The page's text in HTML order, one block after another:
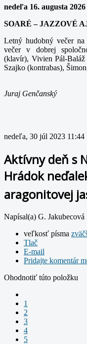
nedeľa 16. augusta
SOARÉ – JAZZOVÉ
Letný hudobný večer
večer v dobrej
(klavír), Vivien Pál-
Szajko (kontrabas),
Juraj Genčanský
nedeľa, 30 júl 2023 11:44
Aktívny deň s
Hrádok
aragonitovej
Napísal(a) G. Jakubecová
veľkosť písma
Tlač
E-mail
Pridajte komentár
Ohodnotiť túto položku
1
2
3
4
5